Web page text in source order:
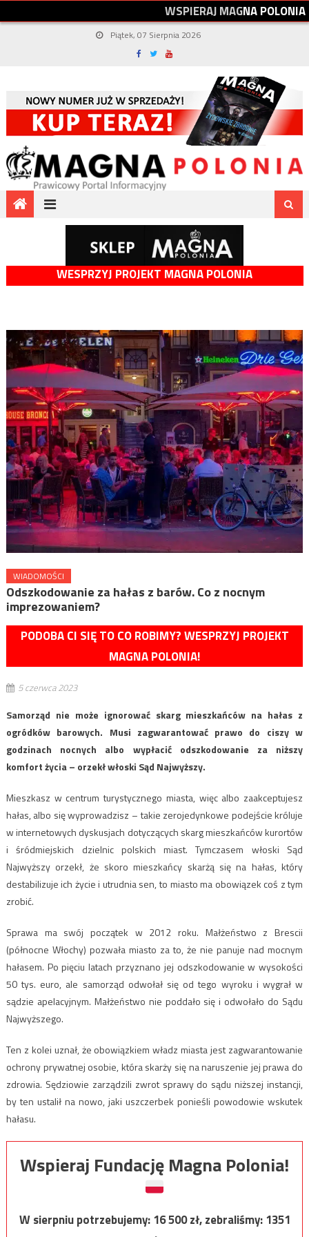
WSPIERAJMAGNAPOLONIA
Piątek, 07 Sierpnia 2026
WESPRZYJ PROJEKT MAGNA POLONIA
WIADOMOŚCI
Odszkodowanie za hałas z barów. Co z nocnym
imprezowaniem?
PODOBA CI SIĘ TO CO ROBIMY? WESPRZYJ PROJEKT
MAGNA POLONIA!
5 czerwca 2023
Samorząd nie może ignorować skarg mieszkańców na hałas z
ogródków barowych. Musi zagwarantować prawo do ciszy w
godzinach nocnych albo wypłacić odszkodowanie za niższy
komfort życia – orzekł włoski Sąd Najwyższy.
Mieszkasz w centrum turystycznego miasta, więc albo zaakceptujesz
hałas, albo się wyprowadzisz – takie zerojedynkowe podejście króluje
w internetowych dyskusjach dotyczących skarg mieszkańców kurortów
i śródmiejskich dzielnic polskich miast. Tymczasem włoski Sąd
Najwyższy orzekł, że skoro mieszkańcy skarżą się na hałas, który
destabilizuje ich życie i utrudnia sen, to miasto ma obowiązek coś z tym
zrobić.
Sprawa ma swój początek w 2012 roku. Małżeństwo z Brescii
(północne Włochy) pozwała miasto za to, że nie panuje nad mocnym
hałasem. Po pięciu latach przyznano jej odszkodowanie w wysokości
50 tys. euro, ale samorząd odwołał się od tego wyroku i wygrał w
sądzie apelacyjnym. Małżeństwo nie poddało się i odwołało do Sądu
Najwyższego.
Ten z kolei uznał, że obowiązkiem władz miasta jest zagwarantowanie
ochrony prywatnej osobie, która skarży się na naruszenie jej prawa do
zdrowia. Sędziowie zarządzili zwrot sprawy do sądu niższej instancji,
by ten ustalił na nowo, jaki uszczerbek ponieśli powodowie wskutek
hałasu.
Wspieraj Fundację Magna Polonia!
W sierpniu potrzebujemy:16 500zł, zebraliśmy:1351